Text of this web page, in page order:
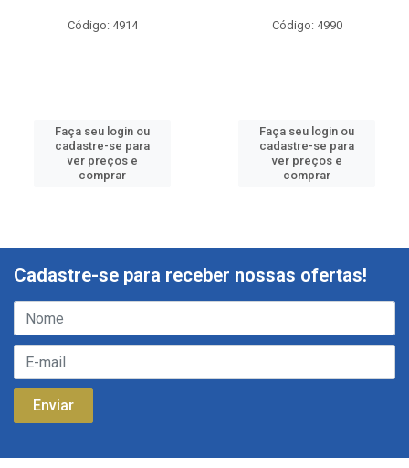
Código: 4914
Faça seu login ou
cadastre-se para
ver preços e
comprar
Código: 4990
Faça seu login ou
cadastre-se para
ver preços e
comprar
Cadastre-se para receber nossas ofertas!